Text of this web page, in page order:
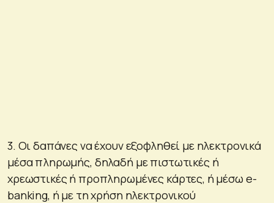
3. Οι δαπάνες να έχουν εξοφληθεί με ηλεκτρονικά
μέσα πληρωμής, δηλαδή με πιστωτικές ή
χρεωστικές ή προπληρωμένες κάρτες, ή μέσω e-
banking, ή με τη χρήση ηλεκτρονικού